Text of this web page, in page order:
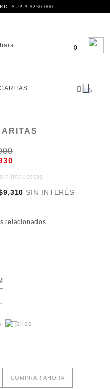
SUP A $230.000
0
impuestos
SIN INTERÉS
COMPRAR AHORA